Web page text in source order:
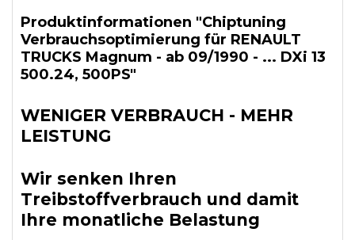
Produktinformationen "Chiptuning
Verbrauchsoptimierung für RENAULT
TRUCKS Magnum - ab 09/1990 - ... DXi 13
500.24, 500PS"
WENIGER VERBRAUCH - MEHR
LEISTUNG
Wir senken Ihren
Treibstoffverbrauch und damit
Ihre monatliche Belastung